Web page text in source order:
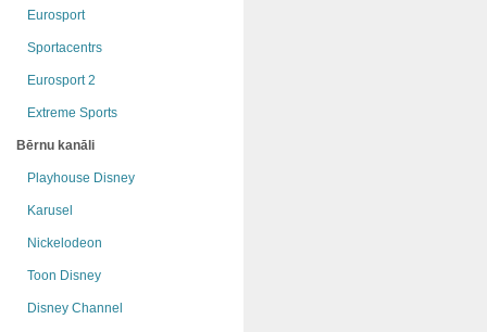
Eurosport
Sportacentrs
Eurosport 2
Extreme Sports
Bērnu kanāli
Playhouse Disney
Karusel
Nickelodeon
Toon Disney
Disney Channel